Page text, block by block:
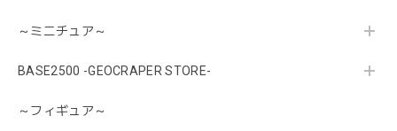
～ミニチュア～
BASE2500 -GEOCRAPER STORE-
～フィギュア～